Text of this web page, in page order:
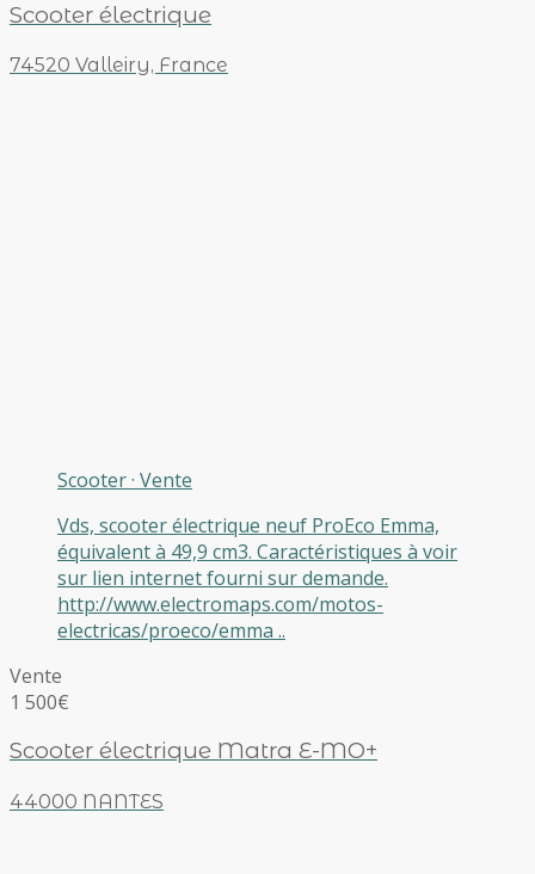
Scooter électrique
74520 Valleiry, France
Scooter· Vente
Vds, scooter électrique neuf ProEco Emma,
équivalent à 49,9 cm3. Caractéristiques à voir
sur lien internet fourni sur demande.
http://www.electromaps.com/motos-
electricas/proeco/emma ..
Vente
1 500€
Scooter électrique Matra E-MO+
44000 NANTES